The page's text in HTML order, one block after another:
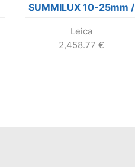
SUMMILUX 10-25mm /
Leica
2,458.77€